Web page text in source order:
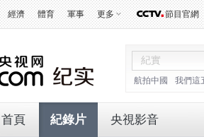
經濟 體育 軍事 更多 節目官網
航拍中國 我們這
首頁 紀錄片 央視影音